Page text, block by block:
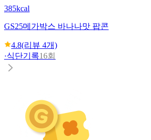
385kcal
GS25메가박스 바나나맛 팝콘
4.8(리뷰 4개)
·식단기록16회